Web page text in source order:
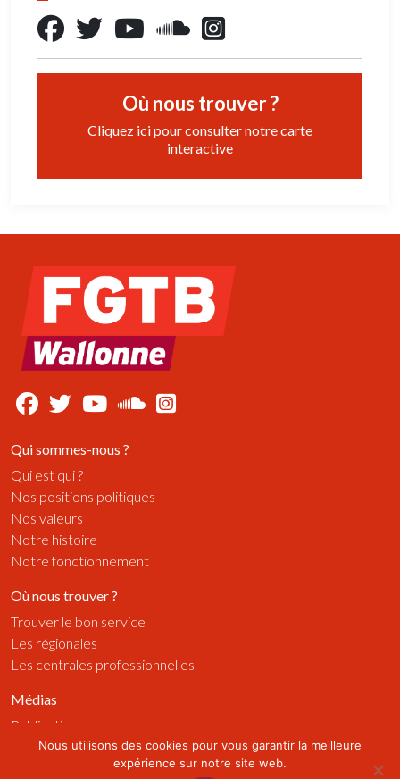
Où nous trouver ?
Cliquez ici pour consulter notre carte
interactive
Qui sommes-nous ?
Qui est qui ?
Nos positions politiques
Nos valeurs
Notre histoire
Notre fonctionnement
Où nous trouver ?
Trouver le bon service
Les régionales
Les centrales professionnelles
Médias
Publications
RadiosNous utilisons des cookies pour vous garantir la meilleure
expérience sur notre site web.